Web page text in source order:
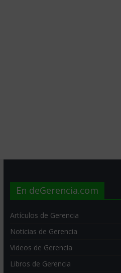
En deGerencia.com
Artículos de Gerencia
Noticias de Gerencia
Videos de Gerencia
Libros de Gerencia